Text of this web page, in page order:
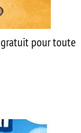
gratuit pour toute